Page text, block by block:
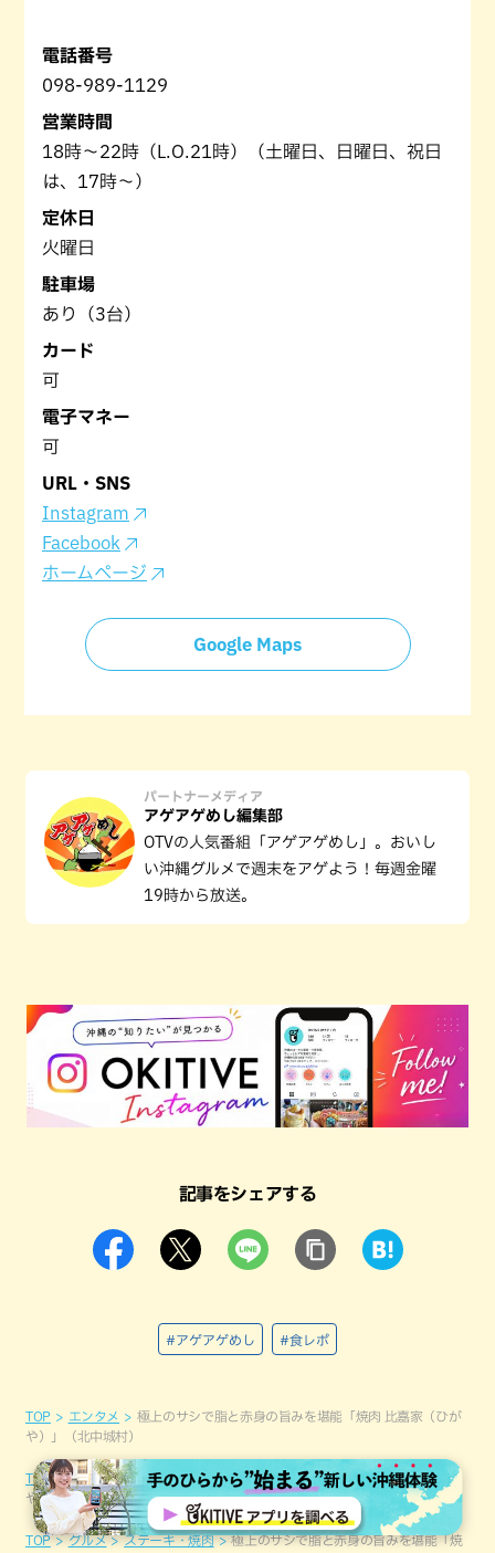
電話番号
098-989-1129
営業時間
18時～22時（L.O.21時）（土曜日、日曜日、祝日
は、17時～）
定休日
火曜日
駐車場
あり（3台）
カード
可
電子マネー
可
URL・SNS
Instagram
Facebook
ホームページ
Google Maps
パートナーメディア
アゲアゲめし編集部
OTVの人気番組「アゲアゲめし」。おいし
い沖縄グルメで週末をアゲよう！毎週金曜
19時から放送。
記事をシェアする
#アゲアゲめし #食レポ
TOP エンタメ
極上のサシで脂と赤身の旨みを堪能「焼肉 比嘉家（ひが
や）」（北中城村）
TOP グルメ
極上のサシで脂と赤身の旨みを堪能「焼肉 比嘉家（ひが
や）」（北中城村）
TOP グルメ ステーキ・焼肉 極上のサシで脂と赤身の旨みを堪能「焼